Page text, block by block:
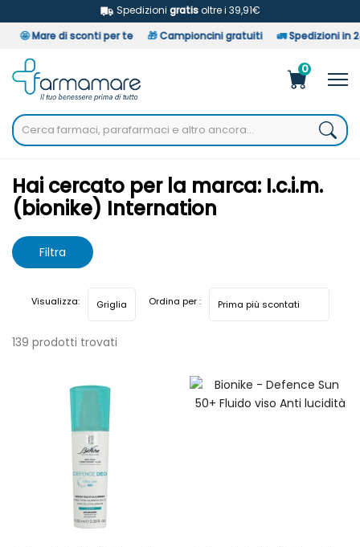
Spedizioni gratisoltre i 39,91€
Mare di sconti per te🎁Campioncini gratuiti 🚛Spedizioni in 24/48.
0
Home Marche parafarmaci I.c.i.m. (bionike) Internation
Hai cercato per la marca: I.c.i.m.
(bionike) Internation
Filtra
139 prodotti trovati
Visualizza: Ordina per :